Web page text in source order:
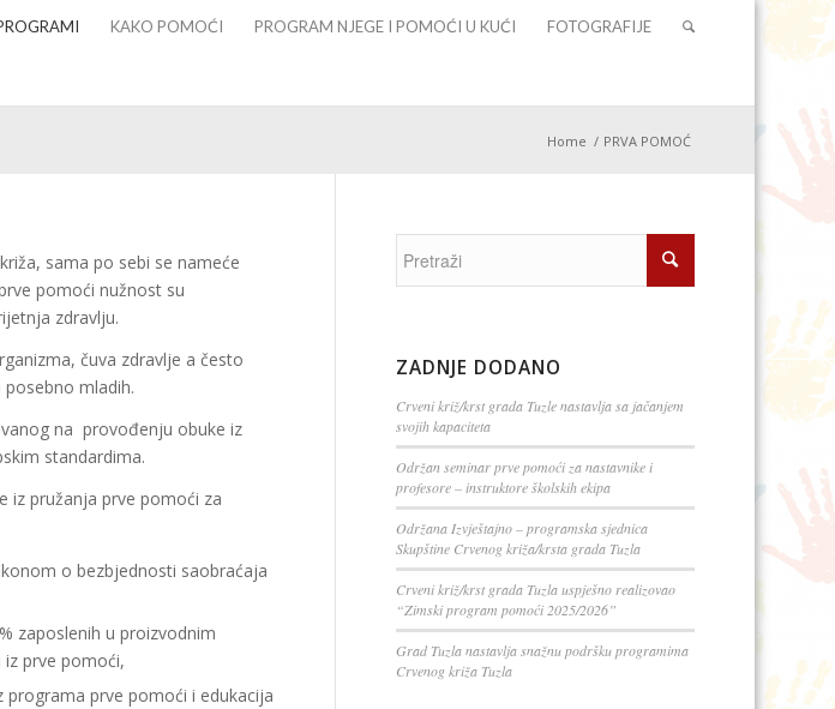
KAKO POMOĆI PROGRAM NJEGE I POMOĆI U KUĆI FOTOGRAFIJE
Home / PRVA POMOĆ
sama po sebi se nameće
pomoći nužnost su
zdravlju.
čuva zdravlje a često
mladih.
na provođenju obuke iz
standardima.
iz pružanja prve pomoći za
o bezbjednosti saobraćaja
zaposlenih u proizvodnim
prve pomoći,
prve pomoći i edukacija
ZADNJE DODANO
Crveni križ/krst grada Tuzle nastavlja sa jačanjem
svojih kapaciteta
Održan seminar prve pomoći za nastavnike i
profesore – instruktore školskih ekipa
Održana Izvještajno – programska sjednica
Skupštine Crvenog križa/krsta grada Tuzla
Crveni križ/krst grada Tuzla uspješno realizovao
“Zimski program pomoći 2025/2026”
Grad Tuzla nastavlja snažnu podršku programima
Crvenog križa Tuzla